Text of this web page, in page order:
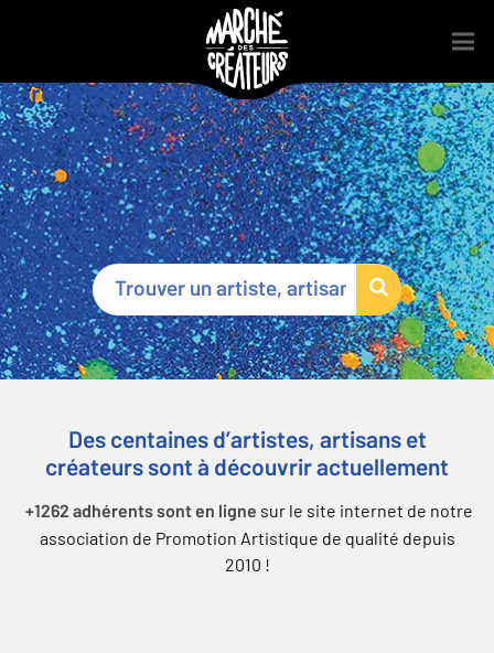
Marché des Créateurs®
Des centaines d’artistes, artisans et
créateurs sont à découvrir actuellement
+1262 adhérents sont en ligne sur le site internet de notre
association de Promotion Artistique de qualité depuis
2010 !